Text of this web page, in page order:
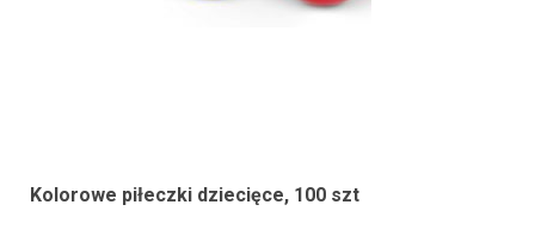
Kolorowe piłeczki dziecięce, 100 szt